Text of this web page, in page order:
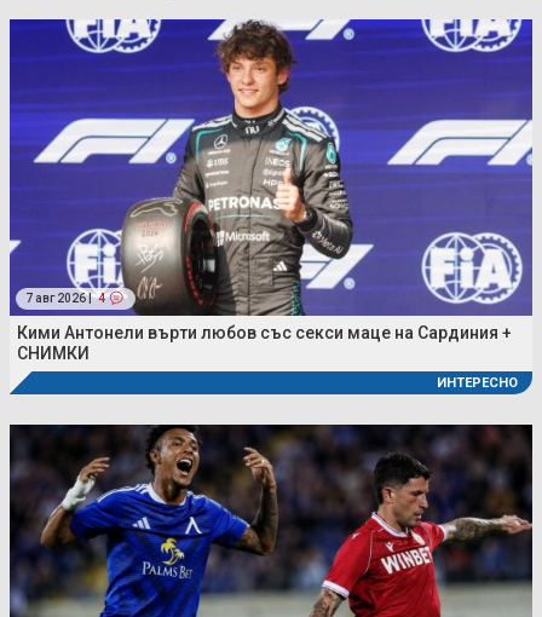
7 авг 2026 | 4
Кими Антонели върти любов със секси маце на Сардиния +
СНИМКИ
ИНТЕРЕСНО